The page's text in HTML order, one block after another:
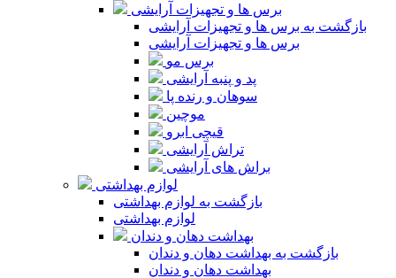
برس ها و تجهیزات آرایشی
بازگشت به برس ها و تجهیزات آرایشی
برس ها و تجهیزات آرایشی
برس مو
پد و پنبه آرایشی
سوهان و رنده پا
موچین
قیچی ابرو
تراش آرایشی
براش های آرایشی
لوازم بهداشتی
بازگشت به لوازم بهداشتی
لوازم بهداشتی
بهداشت دهان و دندان
بازگشت به بهداشت دهان و دندان
بهداشت دهان و دندان